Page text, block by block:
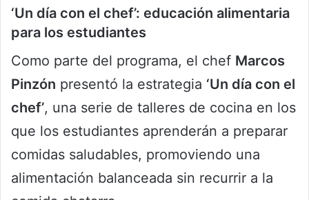
‘Un día con el chef’: educación alimentaria
para los estudiantes
Como parte del programa, el chef Marcos
Pinzón presentó la estrategia ‘Un día con el
chef’, una serie de talleres de cocina en los
que los estudiantes aprenderán a preparar
comidas saludables, promoviendo una
alimentación balanceada sin recurrir a la